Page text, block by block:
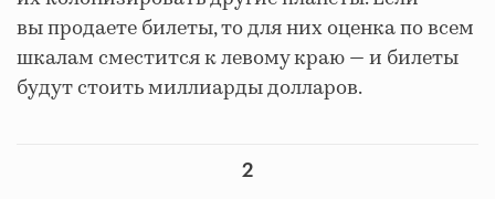
вы продаете билеты, то для них оценка по всем
шкалам сместится к левому краю — и билеты
будут стоить миллиарды долларов.
2